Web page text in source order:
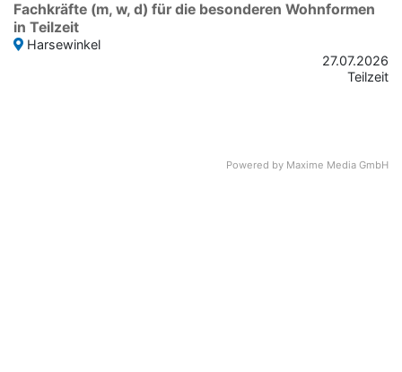
Fachkräfte (m, w, d) für die besonderen Wohnformen
in Teilzeit
Harsewinkel
27.07.2026
Teilzeit
Powered by Maxime Media GmbH